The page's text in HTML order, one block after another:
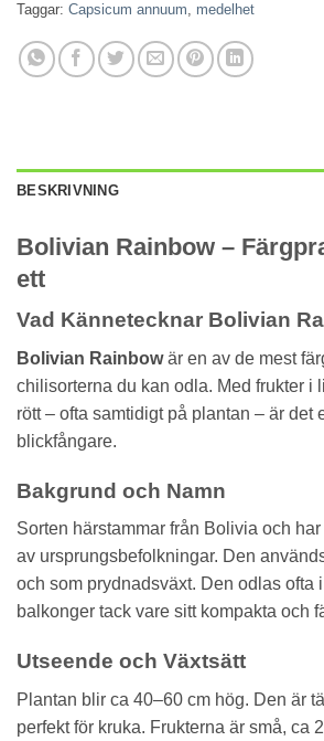
Taggar: Capsicum annuum, medelhet
BESKRIVNING
Bolivian Rainbow –
ett
Vad Kännetecknar Bolivian
Bolivian Rainbowär en av de mest
chilisorterna du kan odla. Med frukter i
rött – ofta samtidigt på plantan – är det
blickfångare.
Bakgrund och Namn
Sorten härstammar från Bolivia och
av ursprungsbefolkningar. Den
och som prydnadsväxt. Den odlas ofta
balkonger tack vare sitt kompakta och
Utseende och Växtsätt
Plantan blir ca 40–60 cm hög. Den är
perfekt för kruka. Frukterna är små, ca